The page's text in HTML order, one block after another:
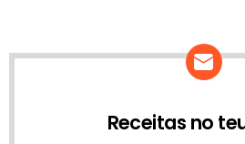
Receitas no